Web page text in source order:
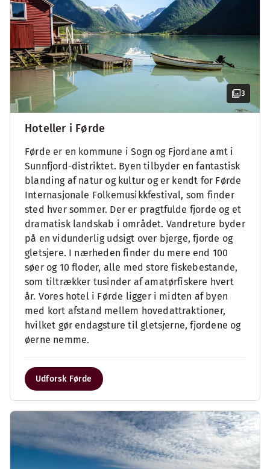
3
Hoteller i Førde
Førde er en kommune i Sogn og Fjordane amt i
Sunnfjord-distriktet. Byen tilbyder en fantastisk
blanding af natur og kultur og er kendt for Førde
Internasjonale Folkemusikkfestival, som finder
sted hver sommer. Der er pragtfulde fjorde og et
dramatisk landskab i området. Vandreture byder
på en vidunderlig udsigt over bjerge, fjorde og
gletsjere. I nærheden finder du mere end 100
søer og 10 floder, alle med store fiskebestande,
som tiltrækker tusinder af amatørfiskere hvert
år. Vores hotel i Førde ligger i midten af byen
med kort afstand mellem hovedattraktioner,
hvilket gør endagsture til gletsjerne, fjordene og
øerne nemme.
Udforsk Førde